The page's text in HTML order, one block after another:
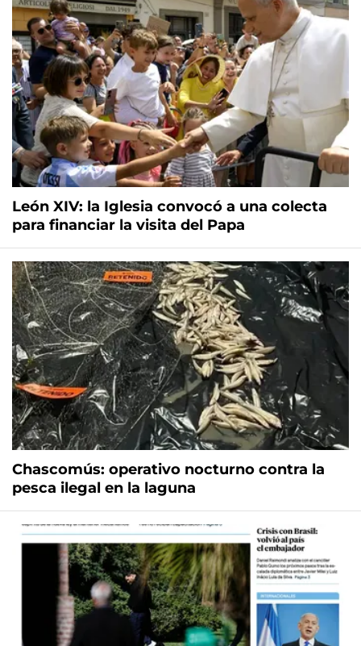
León XIV: la Iglesia convocó a una colecta
para financiar la visita del Papa
Chascomús: operativo nocturno contra la
pesca ilegal en la laguna